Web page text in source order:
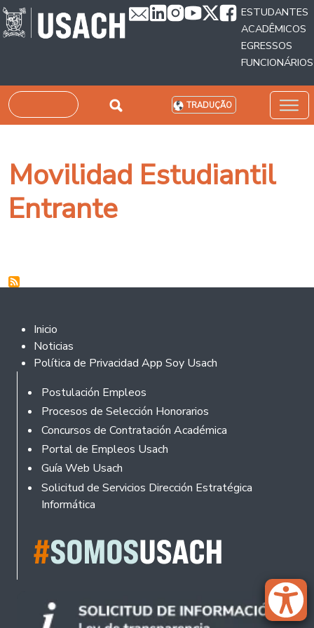
Passar para o conteúdo principal
ESTUDANTES
ACADÊMICOS
EGRESSOS
FUNCIONÁRIOS
Pesquisar TRADUÇÃO
Movilidad Estudiantil
Entrante
Footer 2
Inicio
Noticias
Política de Privacidad App Soy Usach
Rodapé
Postulación Empleos
Procesos de Selección Honorarios
Concursos de Contratación Académica
Portal de Empleos Usach
Guía Web Usach
Solicitud de Servicios Dirección Estratégica
Informática